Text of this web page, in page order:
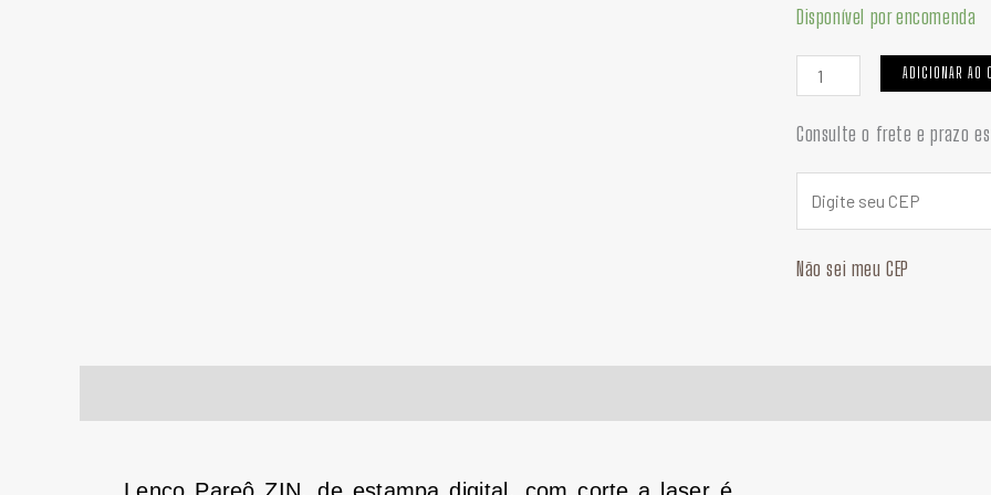
Disponível por encomenda
quantidade
ADICIONAR AO
Consulte o frete e prazo
Não sei meu CEP